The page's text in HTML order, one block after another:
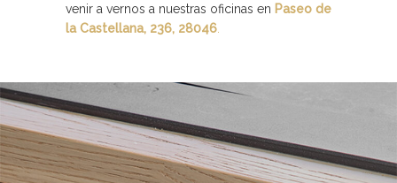
venir a vernos a nuestras oficinas en Paseo de
la Castellana, 236, 28046